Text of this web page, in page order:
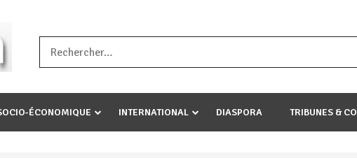
ataco umariye umuryango wawe canke igihugu cakwibarutse
? »
ÉCONOMIQUE INTERNATIONAL DIASPORA TRIBUNES &